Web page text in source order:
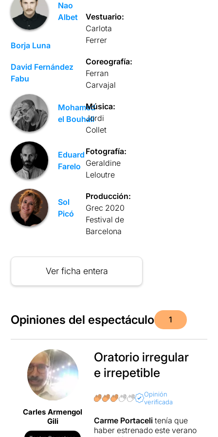
Nao
Albet
Borja Luna
David Fernández
Fabu
Mohamed
el Bouhali
Eduard
Farelo
Sol
Picó
Vestuario:
Carlota
Ferrer
Coreografía:
Ferran
Carvajal
Música:
Jordi
Collet
Fotografía:
Geraldine
Leloutre
Producción:
Grec 2020
Festival de
Barcelona
Ver ficha entera
Opiniones del espectáculo 1
Carles Armengol
Gili
Oratorio irregular
e irrepetible
Opinión
verificada
Carme Portacelitenía que
haber estrenado este verano